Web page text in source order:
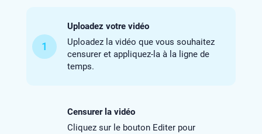
1
Uploadez votre vidéo
Uploadez la vidéo que vous souhaitez
censurer et appliquez-la à la ligne de
temps.
Censurer la vidéo
Cliquez sur le bouton Editer pour